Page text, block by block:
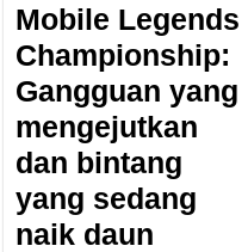
Mobile Legends
Championship:
Gangguan yang
mengejutkan
dan bintang
yang sedang
naik daun